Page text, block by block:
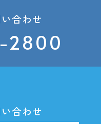
合わせ
2800
合わせ